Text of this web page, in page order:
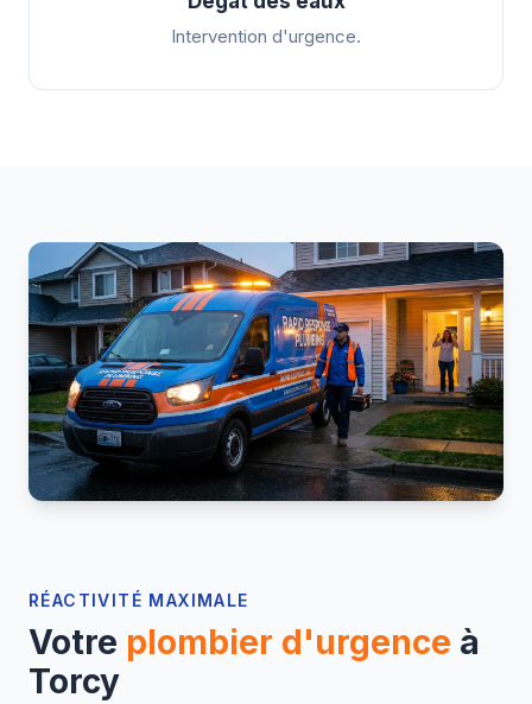
Intervention d'urgence.
RÉACTIVITÉ MAXIMALE
Votre plombier d'urgence à
Torcy